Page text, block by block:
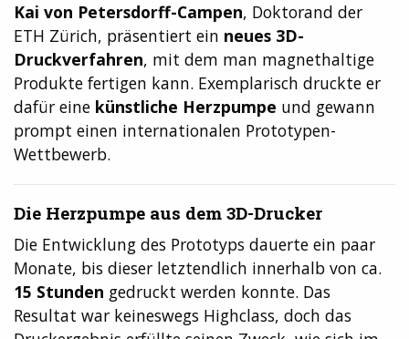
Kai von Petersdorff-Campen, Doktorand der
ETH Zürich, präsentiert ein neues 3D-
Druckverfahren, mit dem man magnethaltige
Produkte fertigen kann. Exemplarisch druckte er
dafür eine künstliche Herzpumpe und gewann
prompt einen internationalen Prototypen-
Wettbewerb.
Die Herzpumpe aus dem 3D-Drucker
Die Entwicklung des Prototyps dauerte ein paar
Monate, bis dieser letztendlich innerhalb von ca.
15 Stunden gedruckt werden konnte. Das
Resultat war keineswegs Highclass, doch das